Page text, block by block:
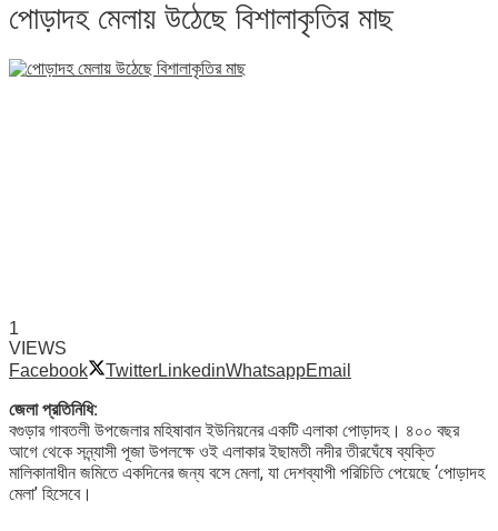
পোড়াদহ মেলায় উঠেছে বিশালাকৃতির মাছ
1
VIEWS
Facebook
TwitterLinkedinWhatsappEmail
জেলা প্রতিনিধি:
বগুড়ার গাবতলী উপজেলার মহিষাবান ইউনিয়নের একটি এলাকা পোড়াদহ। ৪০০ বছর
আগে থেকে সন্ন্যাসী পূজা উপলক্ষে ওই এলাকার ইছামতী নদীর তীরঘেঁষে ব্যক্তি
মালিকানাধীন জমিতে একদিনের জন্য বসে মেলা, যা দেশব্যাপী পরিচিতি পেয়েছে ‘পোড়াদহ
মেলা’ হিসেবে।